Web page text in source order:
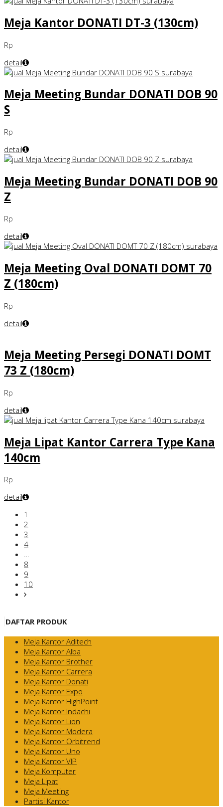
Meja Kantor DONATI DT-3 (130cm)
Rp
detail
Meja Meeting Bundar DONATI DOB 90
S
Rp
detail
Meja Meeting Bundar DONATI DOB 90
Z
Rp
detail
Meja Meeting Oval DONATI DOMT 70
Z (180cm)
Rp
detail
Meja Meeting Persegi DONATI DOMT
73 Z (180cm)
Rp
detail
Meja Lipat Kantor Carrera Type Kana
140cm
Rp
detail
1
2
3
4
…
8
9
10
DAFTAR PRODUK
Meja Kantor Aditech
Meja Kantor Alba
Meja Kantor Brother
Meja Kantor Carrera
Meja Kantor Donati
Meja Kantor Expo
Meja Kantor HighPoint
Meja Kantor Indachi
Meja Kantor Lion
Meja Kantor Modera
Meja Kantor Orbitrend
Meja Kantor Uno
Meja Kantor VIP
Meja Komputer
Meja Lipat
Meja Meeting
Partisi Kantor